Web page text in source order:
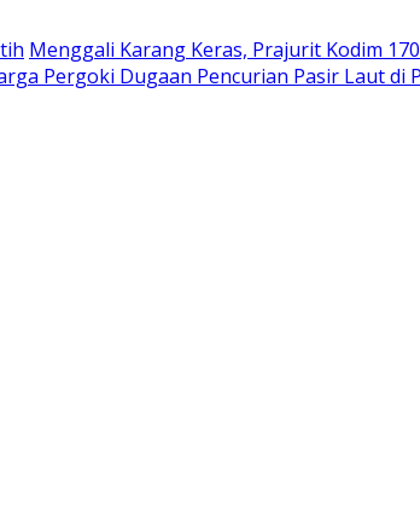
Menggali Karang Keras, Prajurit Kodim
Pergoki Dugaan Pencurian Pasir Laut di